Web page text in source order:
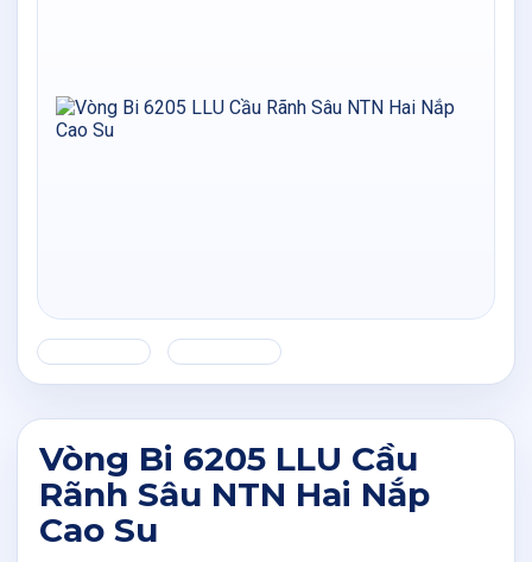
Vòng Bi 6205 LLU Cầu
Rãnh Sâu NTN Hai Nắp
Cao Su